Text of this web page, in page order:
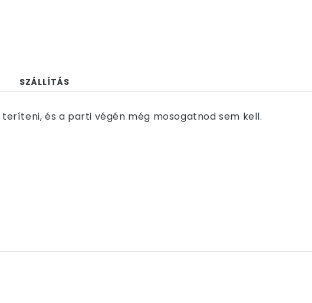
SZÁLLÍTÁS
és a parti végén még mosogatnod sem kell.